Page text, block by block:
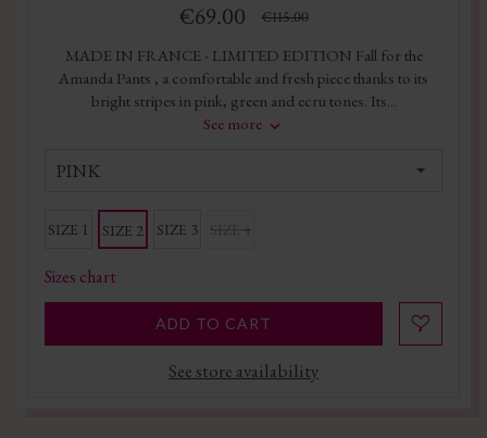
€69.00 €115.00
MADE IN FRANCE - LIMITED EDITION Fall for the
Amanda Pants , a comfortable and fresh piece thanks to its
bright stripes in pink, green and ecru tones. Its...
See more
PINK
SIZE 1 SIZE 2 SIZE 3
Sizes chart
ADD TO CART
See store availability